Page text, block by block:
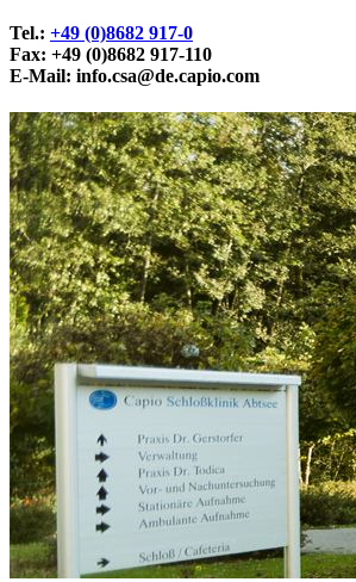
Tel.: +49 (0)8682 917-0
Fax: +49 (0)8682 917-110
E-Mail: info.csa@de.capio.com